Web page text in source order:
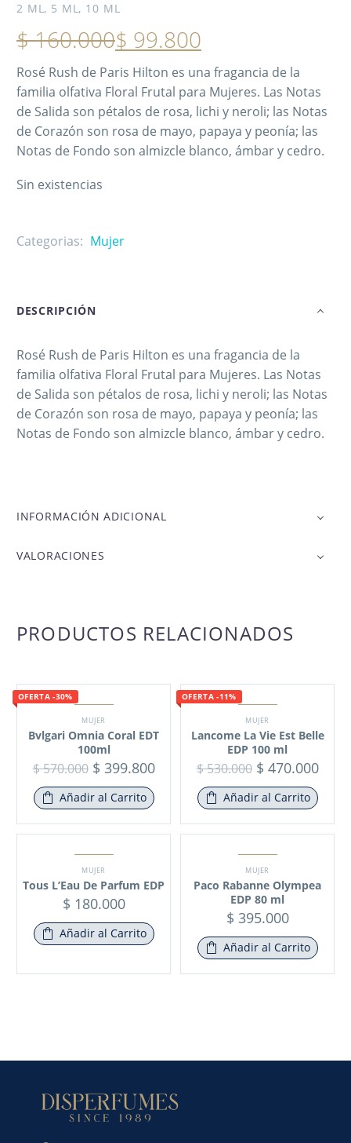
2 ML, 5 ML, 10 ML
$160.000$ 99.800
Rosé Rush de Paris Hilton es una fragancia de la
familia olfativa Floral Frutal para Mujeres. Las Notas
de Salida son pétalos de rosa, lichi y neroli; las Notas
de Corazón son rosa de mayo, papaya y peonía; las
Notas de Fondo son almizcle blanco, ámbar y cedro.
Sin existencias
Categorias: Mujer
DESCRIPCIÓN
Rosé Rush de Paris Hilton es una fragancia de la
familia olfativa Floral Frutal para Mujeres. Las Notas
de Salida son pétalos de rosa, lichi y neroli; las Notas
de Corazón son rosa de mayo, papaya y peonía; las
Notas de Fondo son almizcle blanco, ámbar y cedro.
INFORMACIÓN ADICIONAL
VALORACIONES
PRODUCTOS RELACIONADOS
OFERTA -30%
MUJER
Bvlgari Omnia Coral EDT
100ml
$570.000 $ 399.800
Añadir al Carrito
OFERTA -11%
MUJER
Lancome La Vie Est Belle
EDP 100 ml
$530.000 $ 470.000
Añadir al Carrito
MUJER
Tous L’Eau De Parfum EDP
$ 180.000
Añadir al Carrito
MUJER
Paco Rabanne Olympea
EDP 80 ml
$ 395.000
Añadir al Carrito